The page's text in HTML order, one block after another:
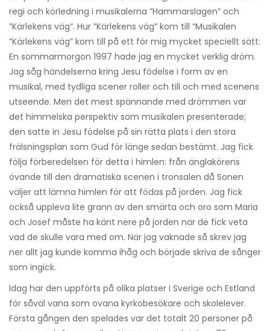
regi och körledning i musikalerna ”Hammarslagen” och
”Kärlekens väg”. Hur ”Kärlekens väg” kom till ”Musikalen
”Kärlekens väg” kom till på ett för mig mycket speciellt sätt:
En sommarmorgon 1997 hade jag en mycket verklig dröm.
Jag såg händelserna kring Jesu födelse i form av en
musikal, med tydliga scener roller och till och med scenens
utseende. Men det mest spännande med drömmen var
det himmelska perspektiv som musikalen presenterade;
den satte in Jesu födelse på sin rätta plats i den stora
frälsningsplan som Gud för länge sedan bestämt. Jag fick
följa förberedelsen för detta i himlen: från änglakörens
övande till den dramatiska scenen i tronsalen då Sonen
väljer att lämna himlen för att födas på jorden. Jag fick
också uppleva lite grann av den smärta och oro som Maria
och Josef måste ha känt nere på jorden när de fick veta
vad de skulle vara med om. När jag vaknade så skrev jag
ner allt jag kunde komma ihåg och började skriva de sånger
som ingick.
Idag har den uppförts på olika platser i Sverige och Estland
för såväl vana som ovana kyrkobesökare och skolelever.
Första gången den spelades var det totalt 20 personer på